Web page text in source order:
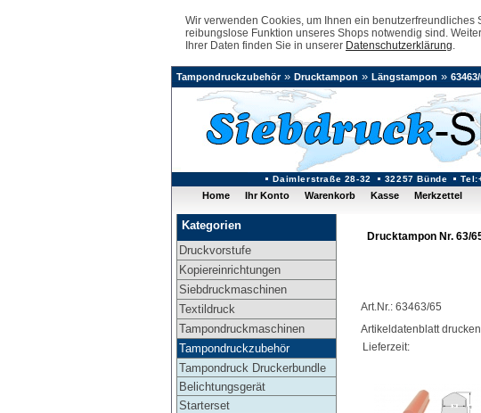
Wir verwenden Cookies, um Ihnen ein
reibungslose Funktion unseres Shops notwendig sind.
Ihrer Daten finden Sie in unserer Datenschutzerklärung.
Daimlerstraße 28-32 32257 Bünde
Tampondruckzubehör» Drucktampon » Längstampon »
Home Ihr Konto Warenkorb Kasse Merkzettel
Kategorien
Druckvorstufe
Kopiereinrichtungen
Siebdruckmaschinen
Textildruck
Tampondruckmaschinen
Tampondruckzubehör
Tampondruck Druckerbundle
Belichtungsgerät
Starterset
Drucktampon Nr. 63/
Art.Nr.: 63463/65
Artikeldatenblatt drucken
Lieferzeit: